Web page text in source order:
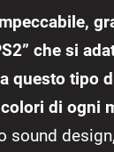
che si
questo tipo
di ogni
sound